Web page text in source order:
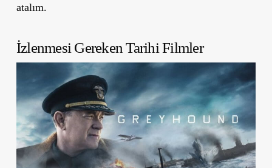
atalım.
İzlenmesi Gereken Tarihi Filmler